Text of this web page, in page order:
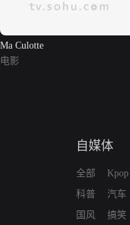
Ma Culotte
电影
自媒体
全部
科普
国风
Kpop
汽车
搞笑